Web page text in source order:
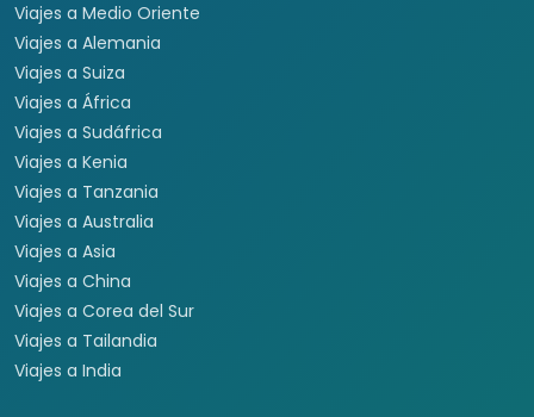
Viajes a Medio Oriente
Viajes a Alemania
Viajes a Suiza
Viajes a África
Viajes a Sudáfrica
Viajes a Kenia
Viajes a Tanzania
Viajes a Australia
Viajes a Asia
Viajes a China
Viajes a Corea del Sur
Viajes a Tailandia
Viajes a India